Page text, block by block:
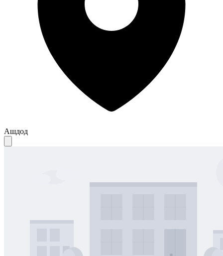
Ашдод